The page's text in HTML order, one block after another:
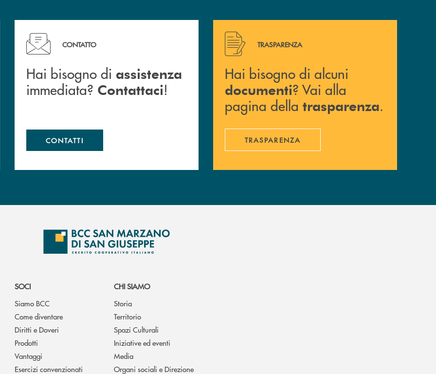
Marzano.
Hai bisogno di assistenza immediata? Contattaci !
CONTATTO
Hai bisogno di assistenza
immediata? Contattaci!
CONTATTI
Hai bisogno di alcuni documenti ? Vai alla pagina della
TRASPARENZA
Hai bisogno di alcuni
documenti? Vai alla
pagina della trasparenza.
TRASPARENZA
SOCI
Siamo BCC
Come diventare
Diritti e Doveri
Prodotti
Vantaggi
Esercizi convenzionati
CHI SIAMO
Storia
Territorio
Spazi Culturali
Iniziative ed eventi
Media
Organi sociali e Direzione